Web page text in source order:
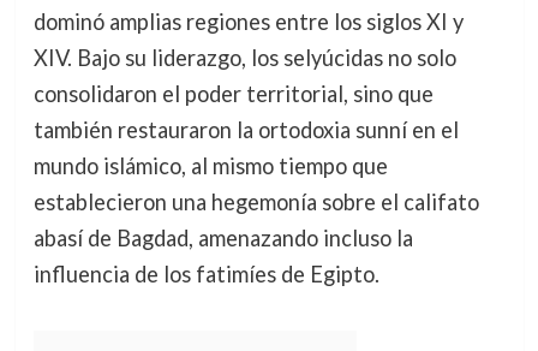
dominó amplias regiones entre los siglos XI y
XIV. Bajo su liderazgo, los selyúcidas no solo
consolidaron el poder territorial, sino que
también restauraron la ortodoxia sunní en el
mundo islámico, al mismo tiempo que
establecieron una hegemonía sobre el califato
abasí de Bagdad, amenazando incluso la
influencia de los fatimíes de Egipto.